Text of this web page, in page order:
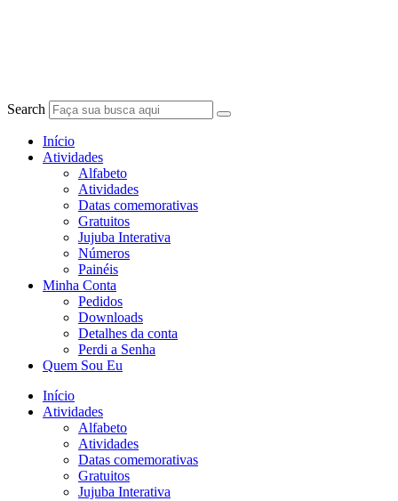
Search
Início
Atividades
Alfabeto
Atividades
Datas comemorativas
Gratuitos
Jujuba Interativa
Números
Painéis
Minha Conta
Pedidos
Downloads
Detalhes da conta
Perdi a Senha
Quem Sou Eu
Início
Atividades
Alfabeto
Atividades
Datas comemorativas
Gratuitos
Jujuba Interativa